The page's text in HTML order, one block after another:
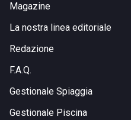
Magazine
La nostra linea editoriale
Redazione
F.A.Q.
Gestionale Spiaggia
Gestionale Piscina